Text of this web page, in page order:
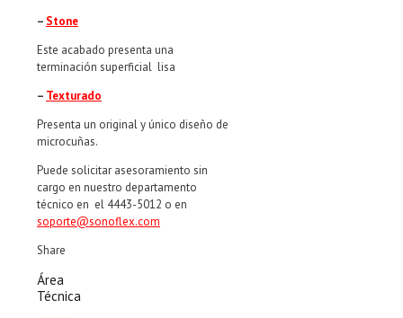
– Stone
Este acabado presenta una
terminación superficial lisa
– Texturado
Presenta un original y único diseño de
microcuñas.
Puede solicitar asesoramiento sin
cargo en nuestro departamento
técnico en el 4443-5012 o en
soporte@sonoflex.com
Share
Área
Técnica